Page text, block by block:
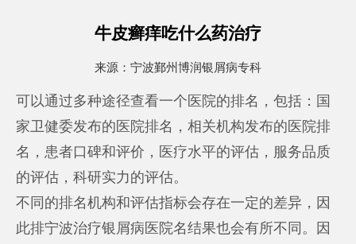
牛皮癣痒吃什么药治疗
来源： 宁波鄞州博润银屑病专科
可以通过多种途径查看一个医院的排名，包括：国
家卫健委发布的医院排名，相关机构发布的医院排
名，患者口碑和评价，医疗水平的评估，服务品质
的评估，科研实力的评估。
不同的排名机构和评估指标会存在一定的差异，因
此排宁波治疗银屑病医院名结果也会有所不同。因